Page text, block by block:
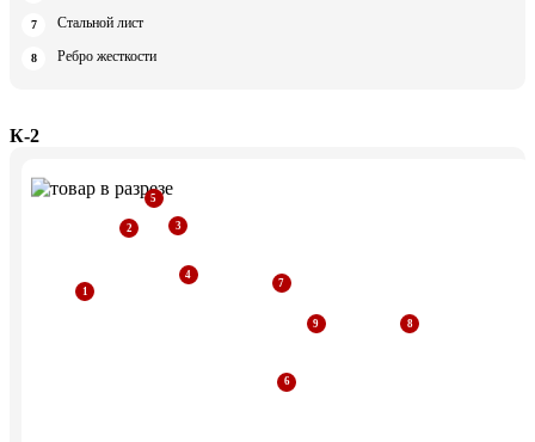
Стальной лист
Ребро жесткости
К-2